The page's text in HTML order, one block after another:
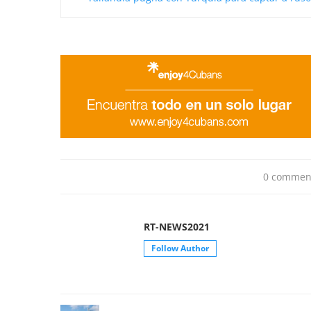
0
RT-NEWS2021
Follow Author